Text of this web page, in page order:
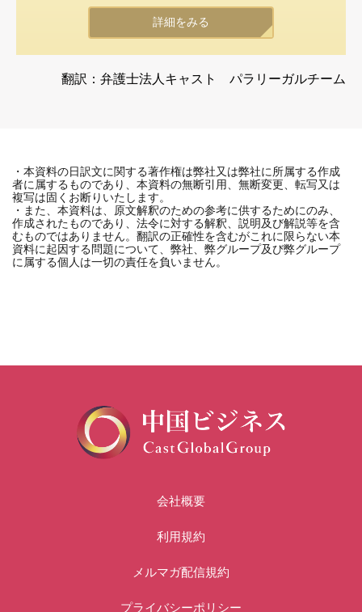
詳細をみる
翻訳：弁護士法人キャスト パラリーガルチーム
・本資料の日訳文に関する著作権は弊社又は弊社に所属する作成
者に属するものであり、本資料の無断引用、無断変更、転写又は
複写は固くお断りいたします。
・また、本資料は、原文解釈のための参考に供するためにのみ、
作成されたものであり、法令に対する解釈、説明及び解説等を含
むものではありません。翻訳の正確性を含むがこれに限らない本
資料に起因する問題について、弊社、弊グループ及び弊グループ
に属する個人は一切の責任を負いません。
会社概要
利用規約
メルマガ配信規約
プライバシーポリシー